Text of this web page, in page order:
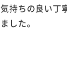
気持ちの良い丁
ました。